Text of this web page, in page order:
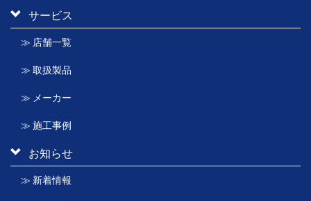
サービス
≫ 店舗一覧
≫ 取扱製品
≫ メーカー
≫ 施工事例
お知らせ
≫ 新着情報